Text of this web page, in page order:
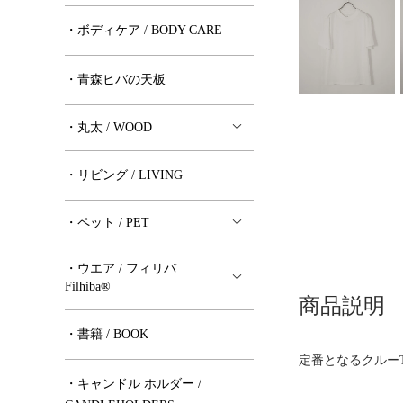
商品説明
定番となるクルー
・ボディケア / BODY CARE
・青森ヒバの天板
・丸太 / WOOD
・リビング / LIVING
・ペット / PET
・ウエア / フィリバ
Filhiba®︎
・書籍 / BOOK
・キャンドル ホルダー /